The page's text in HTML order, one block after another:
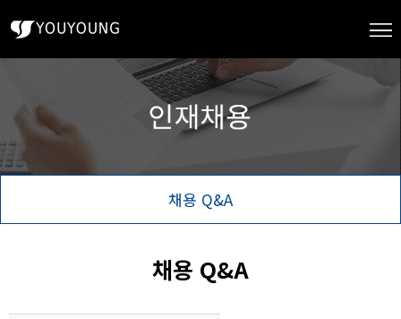
채용 Q&A
채용 Q&A